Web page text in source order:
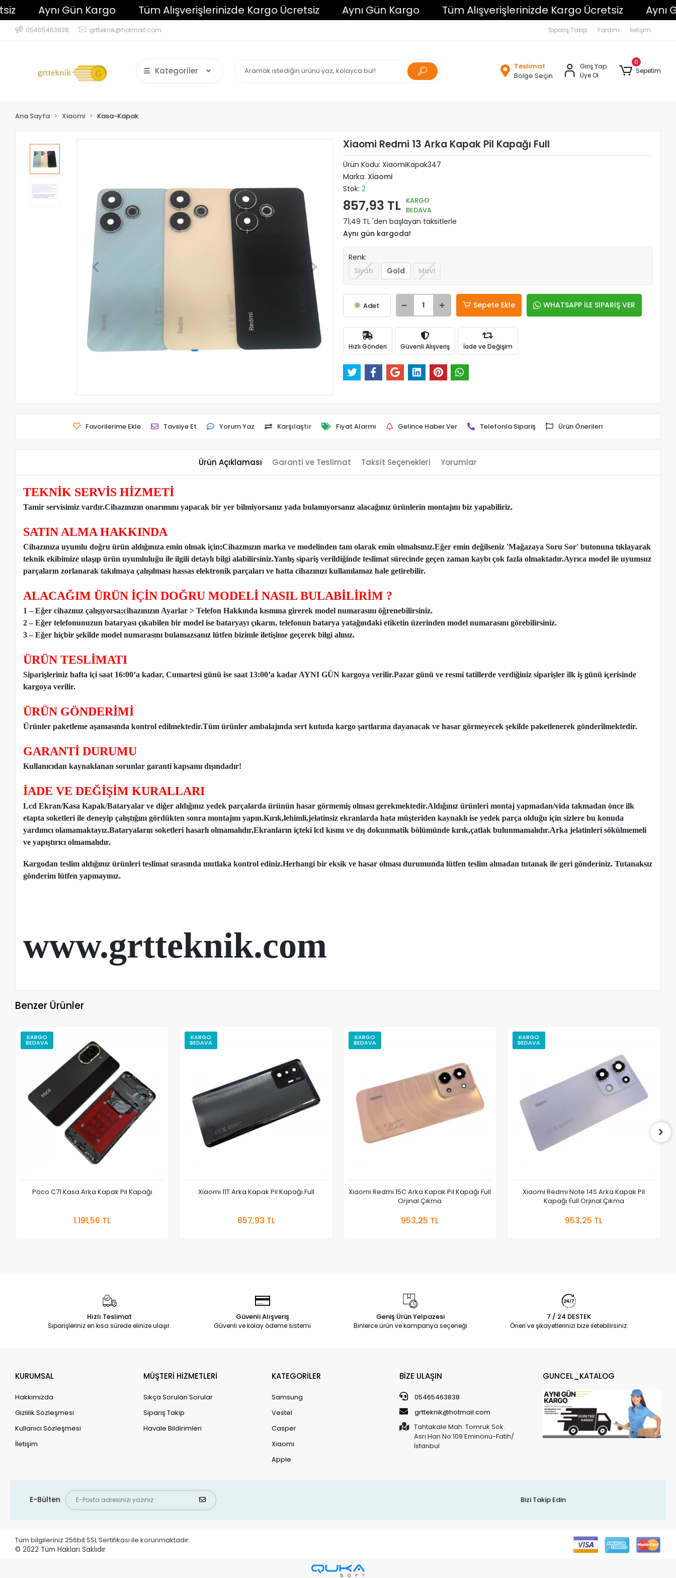
Aynı Gün Kargo Tüm Alışverişlerinizde Kargo Ücretsiz Aynı Gün Kargo Tüm Alışverişlerinizde Kargo Ücretsiz Aynı Gün
05465463838 grtteknik@hotmail.com Sipariş Takip Yardım İletişim
Kategoriler
Teslimat
Bölge Seçin
Giriş Yap
Üye Ol
0
Sepetim
Ana Sayfa Xiaomi Kasa-Kapak
Xiaomi Redmi 13 Arka Kapak Pil Kapağı Full
Ürün Kodu: XiaomiKapak347
Marka: Xiaomi
Stok: 2
857,93 TL KARGO
BEDAVA
71,49 TL 'den başlayan taksitlerle
Aynı gün kargoda!
Renk:
Siyah
Gold Mavi
Adet Sepete Ekle WHATSAPP İLE SİPARİŞ VER
Hızlı Gönderi Güvenli Alışveriş İade ve Değişim
Favorilerime Ekle Tavsiye Et Yorum Yaz Karşılaştır Fiyat Alarmı Gelince Haber Ver Telefonla Sipariş Ürün Önerileri
Ürün Açıklaması Garanti ve Teslimat Taksit Seçenekleri Yorumlar
TEKNİK SERVİS HİZMETİ
Tamir servisimiz vardır.Cihazınızın onarımını yapacak bir yer bilmiyorsanız yada bulamıyorsanız alacağınız ürünlerin montajını biz yapabiliriz.
SATIN ALMA HAKKINDA
Cihazınıza uyumlu doğru ürün aldığınıza emin olmak için;Cihazınızın marka ve modelinden tam olarak emin olmalısınız.Eğer emin değilseniz 'Mağazaya Soru Sor' butonuna tıklayarak
teknik ekibimize ulaşıp ürün uyumluluğu ile ilgili detaylı bilgi alabilirsiniz.Yanlış sipariş verildiğinde teslimat sürecinde geçen zaman kaybı çok fazla olmaktadır.Ayrıca model ile uyumsuz
parçaların zorlanarak takılmaya çalışılması hassas elektronik parçaları ve hatta cihazınızı kullanılamaz hale getirebilir.
ALACAĞIM ÜRÜN İÇİN DOĞRU MODELİ NASIL BULABİLİRİM ?
1 – Eğer cihazınız çalışıyorsa;cihazınızın Ayarlar > Telefon Hakkında kısmına girerek model numarasını öğrenebilirsiniz.
2 – Eğer telefonunuzun bataryası çıkabilen bir model ise bataryayı çıkarın, telefonun batarya yatağındaki etiketin üzerinden model numarasını görebilirsiniz.
3 – Eğer hiçbir şekilde model numarasını bulamazsanız lütfen bizimle iletişime geçerek bilgi alınız.
ÜRÜN TESLİMATI
Siparişleriniz hafta içi saat 16:00’a kadar, Cumartesi günü ise saat 13:00’a kadar AYNI GÜN kargoya verilir.Pazar günü ve resmi tatillerde verdiğiniz siparişler ilk iş günü içerisinde
kargoya verilir.
ÜRÜN GÖNDERİMİ
Ürünler paketleme aşamasında kontrol edilmektedir.Tüm ürünler ambalajında sert kutuda kargo şartlarına dayanacak ve hasar görmeyecek şekilde paketlenerek gönderilmektedir.
GARANTİ DURUMU
Kullanıcıdan kaynaklanan sorunlar garanti kapsamı dışındadır!
İADE VE DEĞİŞİM KURALLARI
Lcd Ekran/Kasa Kapak/Bataryalar ve diğer aldığınız yedek parçalarda ürünün hasar görmemiş olması gerekmektedir.Aldığınız ürünleri montaj yapmadan/vida takmadan önce ilk
etapta soketleri ile deneyip çalıştığını gördükten sonra montajını yapın.Kırık,lehimli,jelatinsiz ekranlarda hata müşteriden kaynaklı ise yedek parça olduğu için sizlere bu konuda
yardımcı olamamaktayız.Bataryaların soketleri hasarlı olmamalıdır.Ekranların içteki lcd kısmı ve dış dokunmatik bölümünde kırık,çatlak bulunmamalıdır.Arka jelatinleri sökülmemeli
ve yapıştırıcı olmamalıdır.
Kargodan teslim aldığınız ürünleri teslimat sırasında mutlaka kontrol ediniz.Herhangi bir eksik ve hasar olması durumunda lütfen teslim almadan tutanak ile geri gönderiniz. Tutanaksız
gönderim lütfen yapmayınız.
www.grtteknik.com
Benzer Ürünler
KARGO
BEDAVA
Poco C71 Kasa Arka Kapak Pil Kapağı
1.191,56 TL
KARGO
BEDAVA
Xiaomi 11T Arka Kapak Pil Kapağı Full
857,93 TL
KARGO
BEDAVA
Xiaomi Redmi 15C Arka Kapak Pil Kapağı Full
Orjinal Çıkma
953,25 TL
KARGO
BEDAVA
Xiaomi Redmi Note 14S Arka Kapak Pil
Kapağı Full Orjinal Çıkma
953,25 TL
Hızlı Teslimat
Siparişleriniz en kısa sürede elinize ulaşır.
Güvenli Alışveriş
Güvenli ve kolay ödeme sistemi
Geniş Ürün Yelpazesi
Binlerce ürün ve kampanya seçeneği
7 / 24 DESTEK
Öneri ve şikayetlerinizi bize iletebilirsiniz.
KURUMSAL
Hakkımızda
Gizlilik Sözleşmesi
Kullanıcı Sözleşmesi
İletişim
MÜŞTERİ HİZMETLERİ
Sıkça Sorulan Sorular
Sipariş Takip
Havale Bildirimleri
KATEGORİLER
Samsung
Vestel
Casper
Xiaomi
Apple
BİZE ULAŞIN
05465463838
grtteknik@hotmail.com
Tahtakale Mah. Tomruk Sok.
Asri Han No:109 Eminönü-Fatih/
İstanbul
GUNCEL_KATALOG
E-Bülten Bizi Takip Edin
Tüm bilgileriniz 256bit SSL Sertifikası ile korunmaktadır.
© 2022 Tüm Hakları Saklıdır